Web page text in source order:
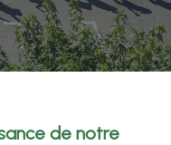
de notre